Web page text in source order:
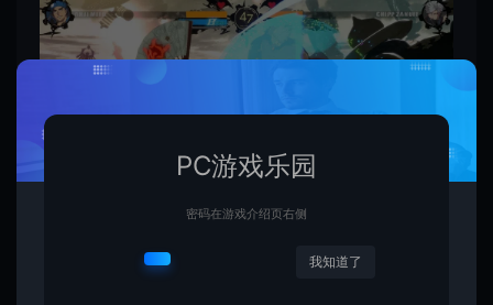
PC游戏乐园
密码在游戏介绍页右侧
我知道了